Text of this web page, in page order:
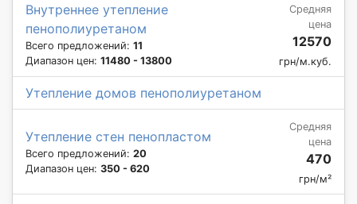
Внутреннее утепление
пенополиуретаном
Всего предложений: 11
Диапазон цен: 11480 - 13800
Средняя
цена
12570
грн/м.куб.
Утепление домов пенополиуретаном
Утепление стен пенопластом
Всего предложений: 20
Диапазон цен: 350 - 620
Средняя
цена
470
грн/м²